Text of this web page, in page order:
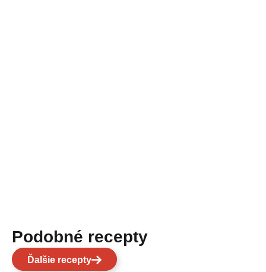
Podobné recepty
Ďalšie recepty